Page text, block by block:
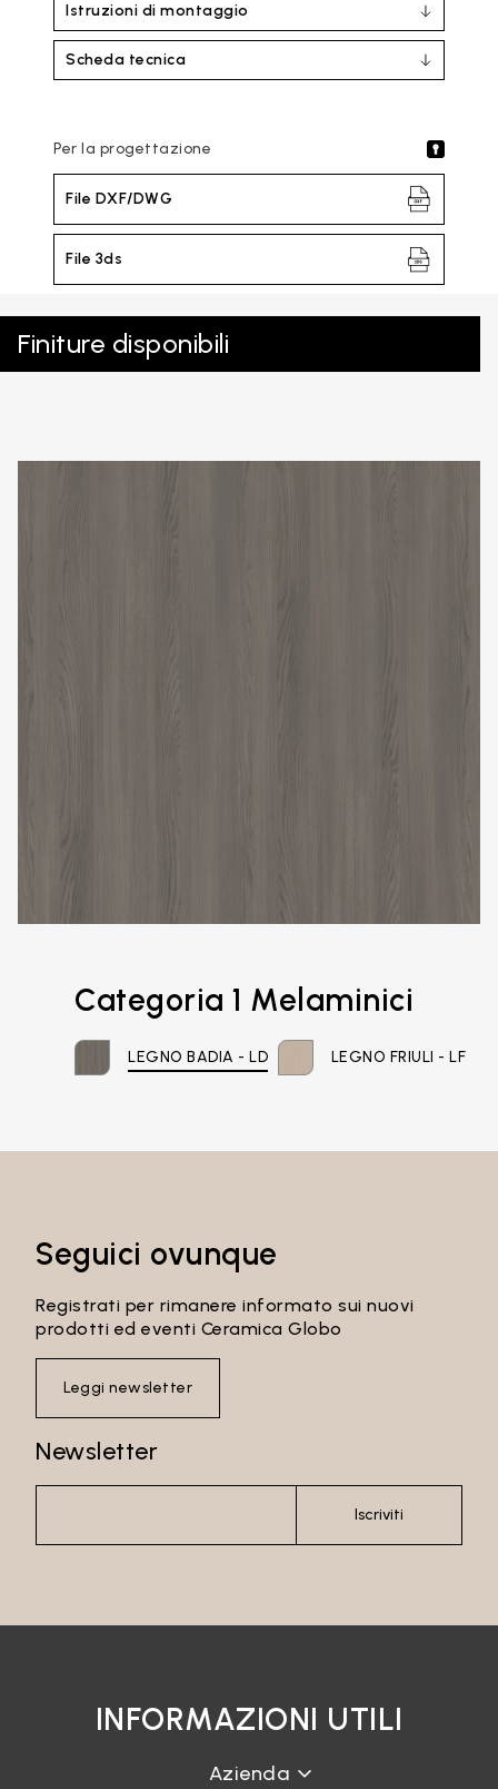
Istruzioni di montaggio
Scheda tecnica
Per la progettazione
File DXF/DWG
File 3ds
Recupera password
Finiture disponibili
Categoria 1 Melaminici
LEGNO BADIA - LD LEGNO FRIULI - LF
Seguici ovunque
Registrati per rimanere informato sui nuovi
prodotti ed eventi Ceramica Globo
Leggi newsletter
Newsletter
Iscriviti
INFORMAZIONI UTILI
Azienda